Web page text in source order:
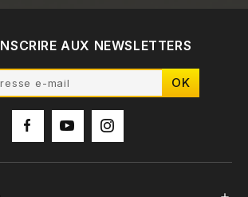
AUX NEWSLETTERS